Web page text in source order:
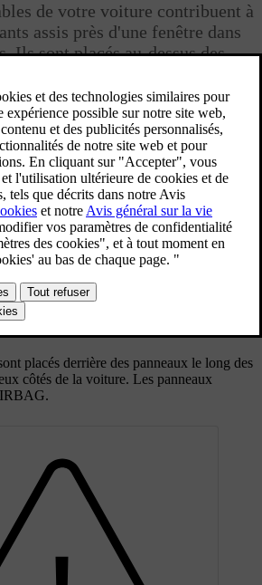
de votre voiture contribuent à
assis près d'une fenêtre dans
Ils sont placés au-dessus des
conçus pour contribuer à protéger la tête
correctement assis et utilisant la ceinture
des coussins gonflables conventionnels,
gonflés pendant une période prolongée
sur un côté de la voiture
placés derrière des panneaux le long des
côtés de la voiture. Les panneaux
.